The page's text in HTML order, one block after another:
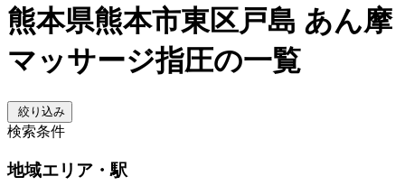
熊本県熊本市東区戸島 あん摩
マッサージ指圧の一覧
絞り込み
検索条件
地域エリア・駅